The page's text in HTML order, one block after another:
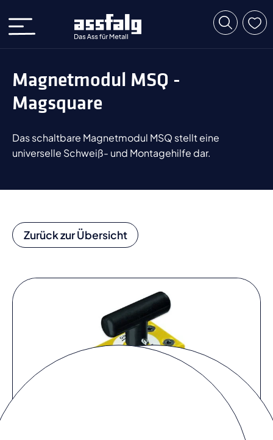
Magnetmodul MSQ -
Magsquare
Das schaltbare Magnetmodul MSQ stellt eine
universelle Schweiß- und Montagehilfe dar.
Zurück zur Übersicht